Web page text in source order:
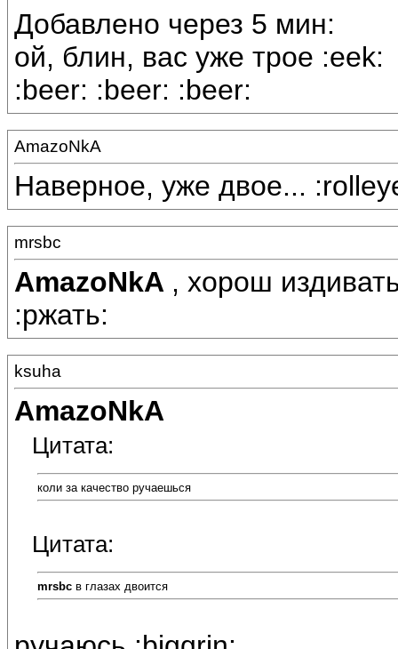
Добавлено через 5 мин:
ой, блин, вас уже трое :eek:
:beer: :beer: :beer:
AmazoNkA
Наверное, уже двое...
mrsbc
AmazoNkA , хорош
:ржать:
ksuha
AmazoNkA
Цитата:
коли за качество ручаешься
Цитата:
mrsbc в глазах двоится